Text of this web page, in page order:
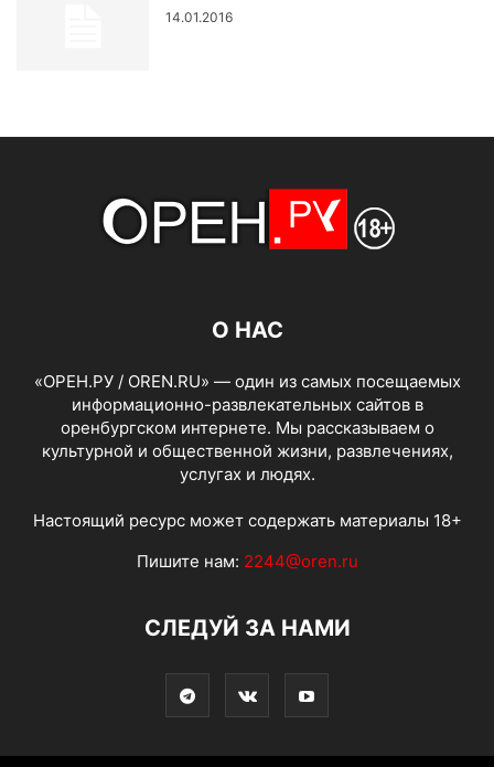
14.01.2016
О НАС
«ОРЕН.РУ / OREN.RU» — один из самых посещаемых
информационно-развлекательных сайтов в
оренбургском интернете. Мы рассказываем о
культурной и общественной жизни, развлечениях,
услугах и людях.
Настоящий ресурс может содержать материалы 18+
Пишите нам: 2244@oren.ru
СЛЕДУЙ ЗА НАМИ